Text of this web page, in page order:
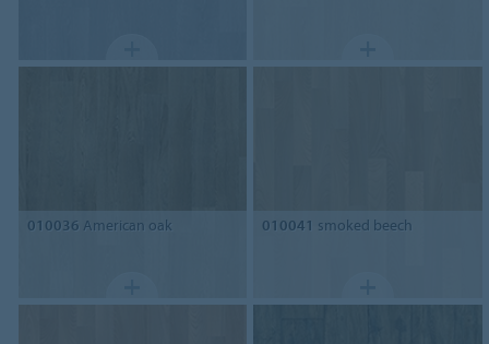
010036 American oak 010041 smoked beech